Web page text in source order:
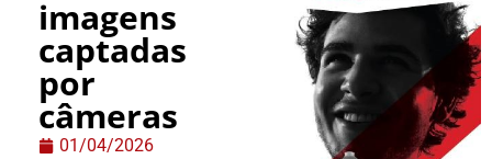
imagens
captadas
por
câmeras
01/04/2026